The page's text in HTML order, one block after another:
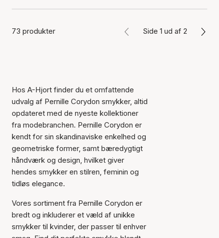
73 produkter Side 1 ud af 2
Hos A-Hjort finder du et omfattende
udvalg af Pernille Corydon smykker, altid
opdateret med de nyeste kollektioner
fra modebranchen. Pernille Corydon er
kendt for sin skandinaviske enkelhed og
geometriske former, samt bæredygtigt
håndværk og design, hvilket giver
hendes smykker en stilren, feminin og
tidløs elegance.
Vores sortiment fra Pernille Corydon er
bredt og inkluderer et væld af unikke
smykker til kvinder, der passer til enhver